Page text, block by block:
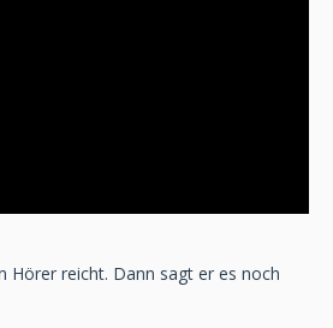
Hö­rer reicht. Dann sagt er es noch